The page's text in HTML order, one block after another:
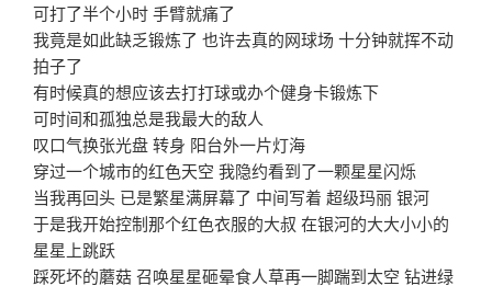
可打了半个小时 手臂就痛了
我竟是如此缺乏锻炼了 也许去真的网球场 十分钟就挥不动
拍子了
有时候真的想应该去打打球或办个健身卡锻炼下
可时间和孤独总是我最大的敌人
叹口气换张光盘 转身 阳台外一片灯海
穿过一个城市的红色天空 我隐约看到了一颗星星闪烁
当我再回头 已是繁星满屏幕了 中间写着 超级玛丽 银河
于是我开始控制那个红色衣服的大叔 在银河的大大小小的
星星上跳跃
踩死坏的蘑菇 召唤星星砸晕食人草再一脚踹到太空 钻进绿